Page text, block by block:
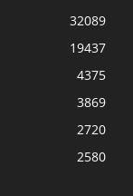
32089
19437
4375
3869
2720
2580